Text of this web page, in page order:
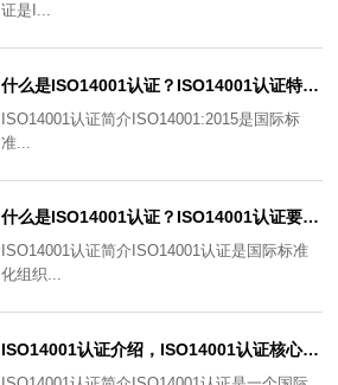
证是I...
什么是ISO14001认证？ISO14001认证特点有哪些？有哪些基本要素？
ISO14001认证简介ISO14001:2015是国际标
准...
什么是ISO14001认证？ISO14001认证要求有哪些？有哪些注意事项？
ISO14001认证简介ISO14001认证是国际标准
化组织...
ISO14001认证介绍，ISO14001认证核心要素及审核意义